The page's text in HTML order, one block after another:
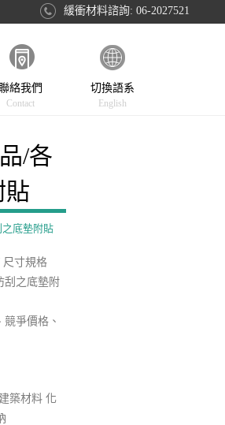
緩衝材料諮詢: 06-2027521
絡我們
Contact
切換語系
English
/各
貼
底墊附貼
尺寸規格
刮之底墊附
爭價格、
築材料 化